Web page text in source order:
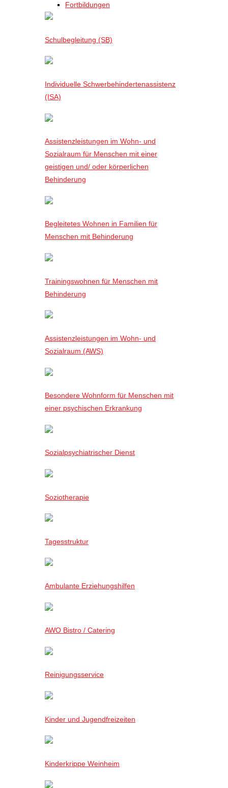
Fortbildungen
Schulbegleitung (SB)
Individuelle Schwerbehindertenassistenz
(ISA)
Assistenzleistungen im Wohn- und
Sozialraum für Menschen mit einer
geistigen und/ oder körperlichen
Behinderung
Begleitetes Wohnen in Familien für
Menschen mit Behinderung
Trainingswohnen für Menschen mit
Behinderung
Assistenzleistungen im Wohn- und
Sozialraum (AWS)
Besondere Wohnform für Menschen mit
einer psychischen Erkrankung
Sozialpsychiatrischer Dienst
Soziotherapie
Tagesstruktur
Ambulante Erziehungshilfen
AWO Bistro / Catering
Reinigungsservice
Kinder und Jugendfreizeiten
Kinderkrippe Weinheim